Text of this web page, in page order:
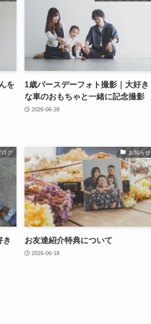
を
1歳バースデーフォト撮影｜大好き
な車のおもちゃと一緒に記念撮影
2026-06-28
ログ
き
お知らせ
お友達紹介特典について
2026-06-18